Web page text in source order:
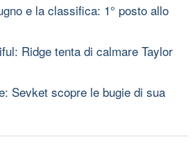
e la classifica: 1° posto allo
Ridge tenta di calmare Taylor
Sevket scopre le bugie di sua